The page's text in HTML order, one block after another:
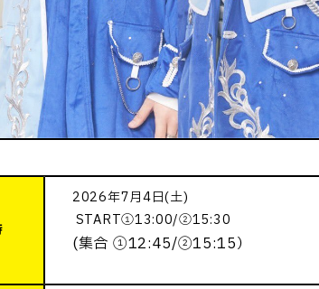
2026年7月4日(土)
START①13:00/②15:30
(集合 ①12:45/②15:15）